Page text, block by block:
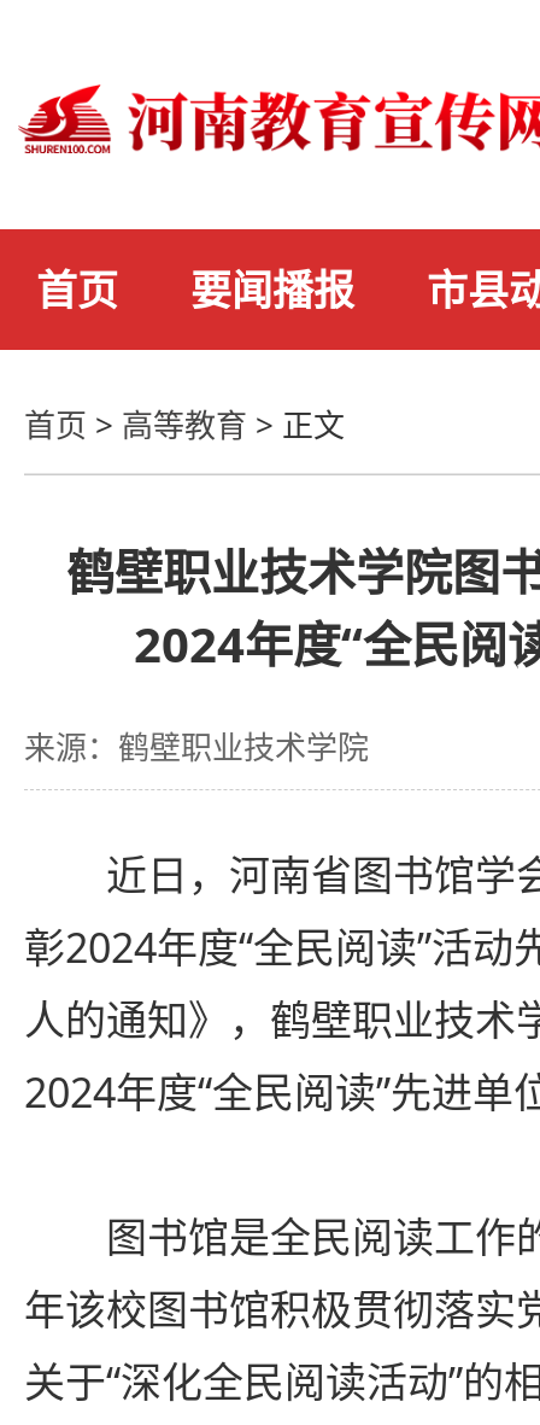
首页 要闻播报 市县
首页 > 高等教育 > 正文
鹤壁职业技术学院图
2024年度“全民阅
来源：鹤壁职业技术学院
近日，河南省图书馆学
彰2024年度“全民阅读”活动
人的通知》，鹤壁职业技术
2024年度“全民阅读”先进单
图书馆是全民阅读工作
年该校图书馆积极贯彻落实
关于“深化全民阅读活动”的